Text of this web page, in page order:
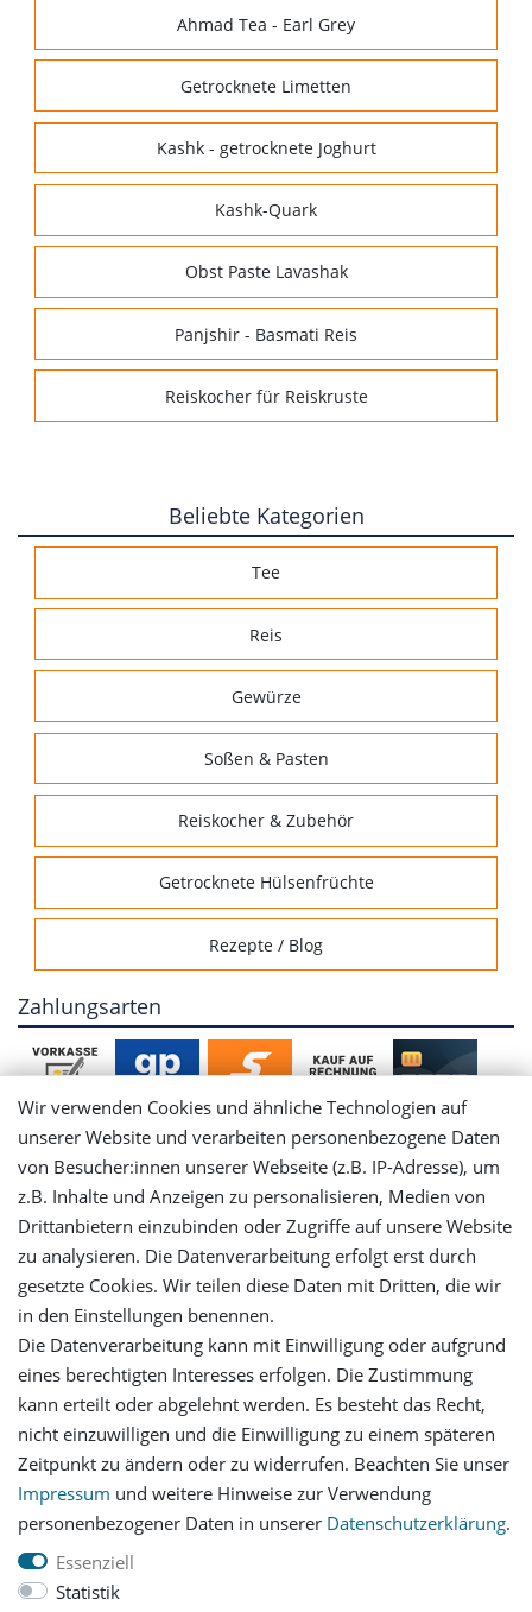
Ahmad Tea - Earl Grey
Getrocknete Limetten
Kashk - getrocknete Joghurt
Kashk-Quark
Obst Paste Lavashak
Panjshir - Basmati Reis
Reiskocher für Reiskruste
Beliebte Kategorien
Tee
Reis
Gewürze
Soßen & Pasten
Reiskocher & Zubehör
Getrocknete Hülsenfrüchte
Rezepte / Blog
Zahlungsarten
Mein Konto
Login
Registrieren
Versandinformationen
Let's stay connected
Wir verwenden Cookies und ähnliche Technologien auf
unserer Website und verarbeiten personenbezogene Daten
von Besucher:innen unserer Webseite (z.B. IP-Adresse), um
z.B. Inhalte und Anzeigen zu personalisieren, Medien von
Drittanbietern einzubinden oder Zugriffe auf unsere Website
zu analysieren. Die Datenverarbeitung erfolgt erst durch
gesetzte Cookies. Wir teilen diese Daten mit Dritten, die wir
in den Einstellungen benennen.
Die Datenverarbeitung kann mit Einwilligung oder aufgrund
eines berechtigten Interesses erfolgen. Die Zustimmung
kann erteilt oder abgelehnt werden. Es besteht das Recht,
nicht einzuwilligen und die Einwilligung zu einem späteren
Zeitpunkt zu ändern oder zu widerrufen. Beachten Sie unser
Impressum und weitere Hinweise zur Verwendung
personenbezogener Daten in unserer Daten­schutz­erklärung.
Essenziell
Statistik